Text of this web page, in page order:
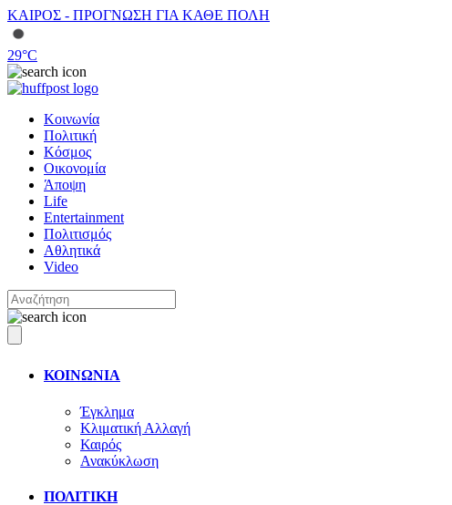
ΚΑΙΡΟΣ - ΠΡΟΓΝΩΣΗ ΓΙΑ ΚΑΘΕ ΠΟΛΗ
29°C
Κοινωνία
Πολιτική
Κόσμος
Οικονομία
Άποψη
Life
Entertainment
Πολιτισμός
Αθλητικά
Video
ΚΟΙΝΩΝΙΑ
Έγκλημα
Κλιματική Αλλαγή
Καιρός
Ανακύκλωση
ΠΟΛΙΤΙΚΗ